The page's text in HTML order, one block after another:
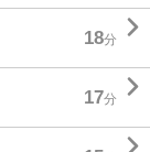
18分 
17分 